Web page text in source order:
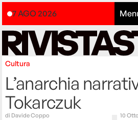
7 AGO 2026
Cultura
L’anarchia
Tokarczuk
di Davide Coppo 10